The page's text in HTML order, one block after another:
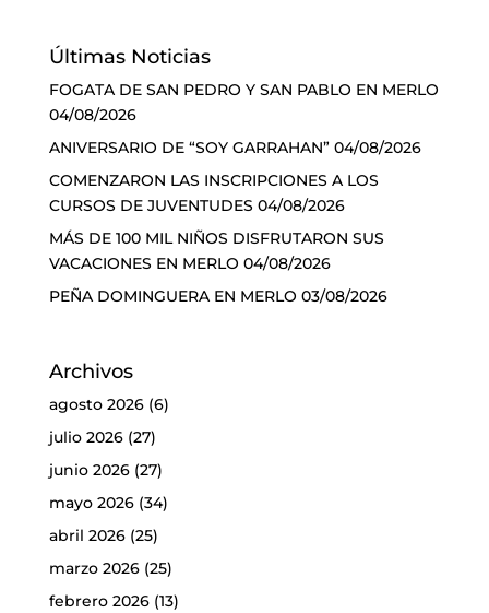
Últimas Noticias
FOGATA DE SAN PEDRO Y SAN PABLO EN MERLO
04/08/2026
ANIVERSARIO DE “SOY GARRAHAN” 04/08/2026
COMENZARON LAS INSCRIPCIONES A LOS
CURSOS DE JUVENTUDES 04/08/2026
MÁS DE 100 MIL NIÑOS DISFRUTARON SUS
VACACIONES EN MERLO 04/08/2026
PEÑA DOMINGUERA EN MERLO 03/08/2026
Archivos
agosto 2026(6)
julio 2026(27)
junio 2026(27)
mayo 2026(34)
abril 2026(25)
marzo 2026(25)
febrero 2026(13)